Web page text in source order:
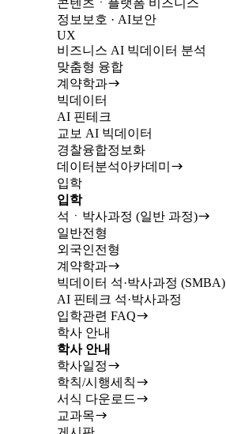
콘텐츠ㆍ플랫폼 비즈니스
정보보호 · AI보안
UX
비즈니스 AI 빅데이터 분석
맞춤형 융합
계약학과
빅데이터
AI 핀테크
교보 AI 빅데이터
경찰융합정보화
데이터분석아카데미
입학
입학
석ㆍ박사과정 (일반 과정)
일반전형
외국인전형
계약학과
빅데이터 석·박사과정 (SMBA)
AI 핀테크 석·박사과정
입학관련 FAQ
학사 안내
학사 안내
학사일정
학칙/시행세칙
서식 다운로드
교과목